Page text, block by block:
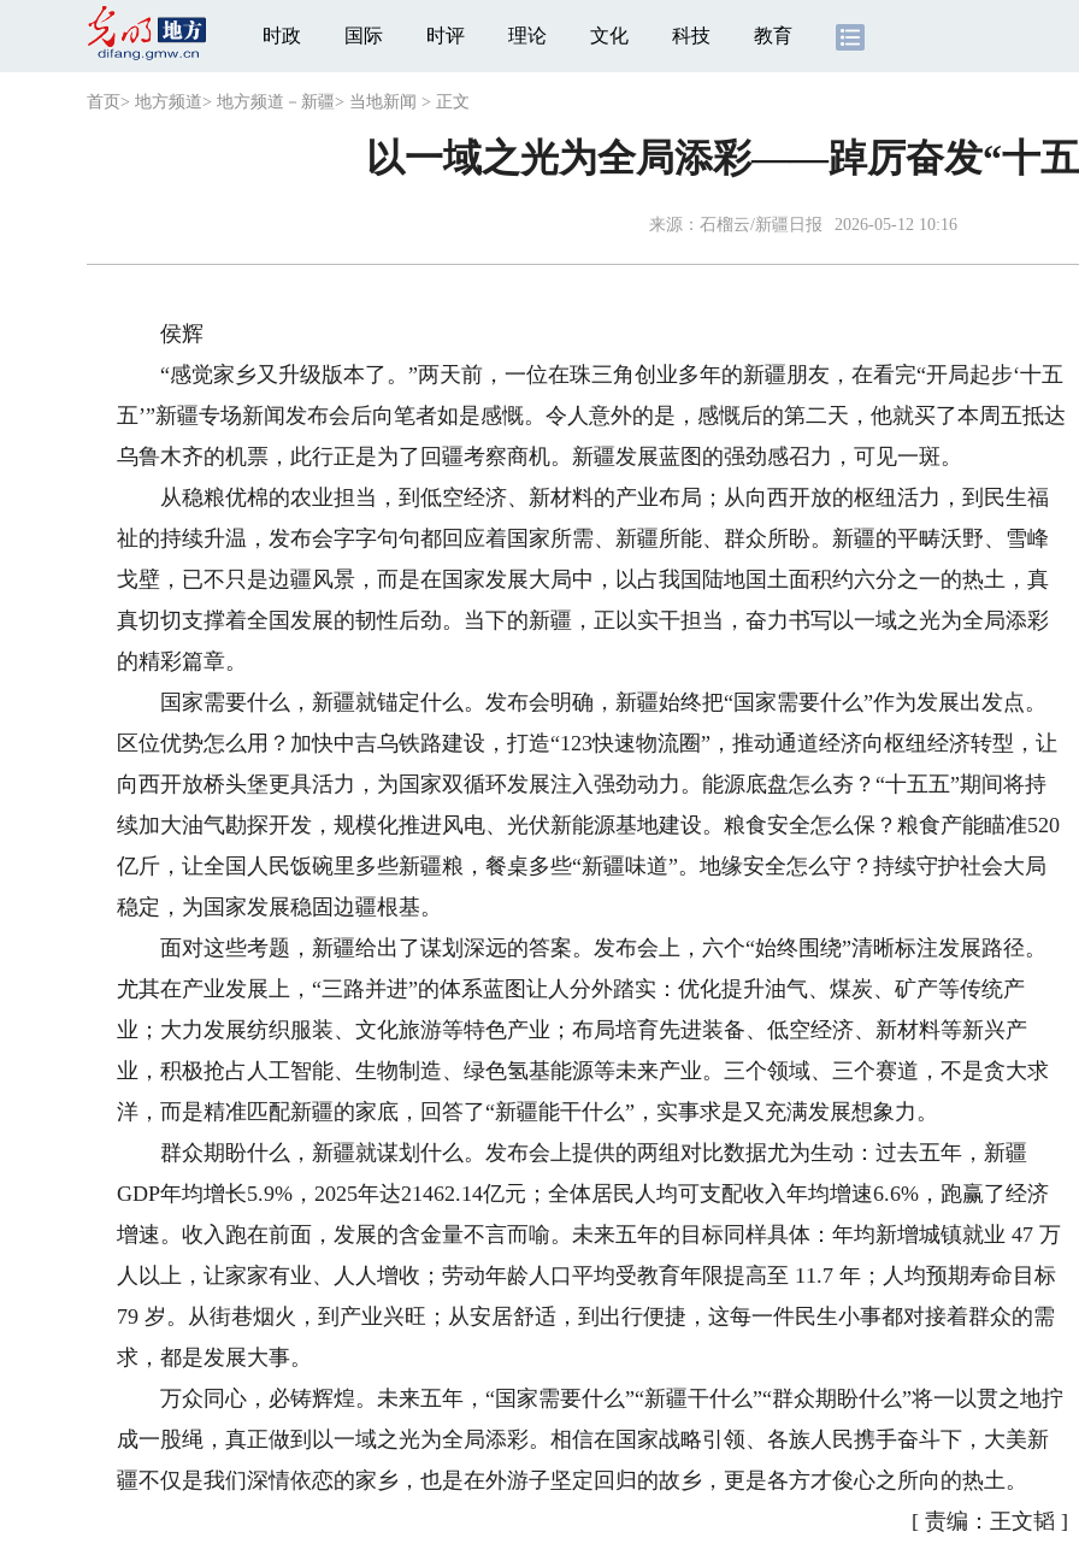
时政 国际 时评 理论 文化 科技 教育
首页 > 地方频道> 地方频道－新疆> 当地新闻 > 正文
以一域之光为全局添彩——踔厉奋发“十
来源：石榴云/新疆日报 2026-05-12 10:16
侯辉
“感觉家乡又升级版本了。”两天前，一位在珠三角创业多年的新疆朋友，在看完“开局起步‘十五
五’”新疆专场新闻发布会后向笔者如是感慨。令人意外的是，感慨后的第二天，他就买了本周五抵达
乌鲁木齐的机票，此行正是为了回疆考察商机。新疆发展蓝图的强劲感召力，可见一斑。
从稳粮优棉的农业担当，到低空经济、新材料的产业布局；从向西开放的枢纽活力，到民生福
祉的持续升温，发布会字字句句都回应着国家所需、新疆所能、群众所盼。新疆的平畴沃野、雪峰
戈壁，已不只是边疆风景，而是在国家发展大局中，以占我国陆地国土面积约六分之一的热土，真
真切切支撑着全国发展的韧性后劲。当下的新疆，正以实干担当，奋力书写以一域之光为全局添彩
的精彩篇章。
国家需要什么，新疆就锚定什么。发布会明确，新疆始终把“国家需要什么”作为发展出发点。
区位优势怎么用？加快中吉乌铁路建设，打造“123快速物流圈”，推动通道经济向枢纽经济转型，让
向西开放桥头堡更具活力，为国家双循环发展注入强劲动力。能源底盘怎么夯？“十五五”期间将持
续加大油气勘探开发，规模化推进风电、光伏新能源基地建设。粮食安全怎么保？粮食产能瞄准520
亿斤，让全国人民饭碗里多些新疆粮，餐桌多些“新疆味道”。地缘安全怎么守？持续守护社会大局
稳定，为国家发展稳固边疆根基。
面对这些考题，新疆给出了谋划深远的答案。发布会上，六个“始终围绕”清晰标注发展路径。
尤其在产业发展上，“三路并进”的体系蓝图让人分外踏实：优化提升油气、煤炭、矿产等传统产
业；大力发展纺织服装、文化旅游等特色产业；布局培育先进装备、低空经济、新材料等新兴产
业，积极抢占人工智能、生物制造、绿色氢基能源等未来产业。三个领域、三个赛道，不是贪大求
洋，而是精准匹配新疆的家底，回答了“新疆能干什么”，实事求是又充满发展想象力。
群众期盼什么，新疆就谋划什么。发布会上提供的两组对比数据尤为生动：过去五年，新疆
GDP年均增长5.9%，2025年达21462.14亿元；全体居民人均可支配收入年均增速6.6%，跑赢了经济
增速。收入跑在前面，发展的含金量不言而喻。未来五年的目标同样具体：年均新增城镇就业 47 万
人以上，让家家有业、人人增收；劳动年龄人口平均受教育年限提高至 11.7 年；人均预期寿命目标
79 岁。从街巷烟火，到产业兴旺；从安居舒适，到出行便捷，这每一件民生小事都对接着群众的需
求，都是发展大事。
万众同心，必铸辉煌。未来五年，“国家需要什么”“新疆干什么”“群众期盼什么”将一以贯之地拧
成一股绳，真正做到以一域之光为全局添彩。相信在国家战略引领、各族人民携手奋斗下，大美新
疆不仅是我们深情依恋的家乡，也是在外游子坚定回归的故乡，更是各方才俊心之所向的热土。
[ 责编：王文韬 ]